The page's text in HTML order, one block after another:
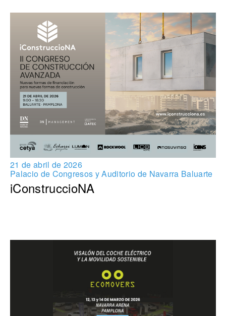
21 de abril de 2026
Palacio de Congresos y Auditorio de Navarra Baluarte
iConstruccioNA